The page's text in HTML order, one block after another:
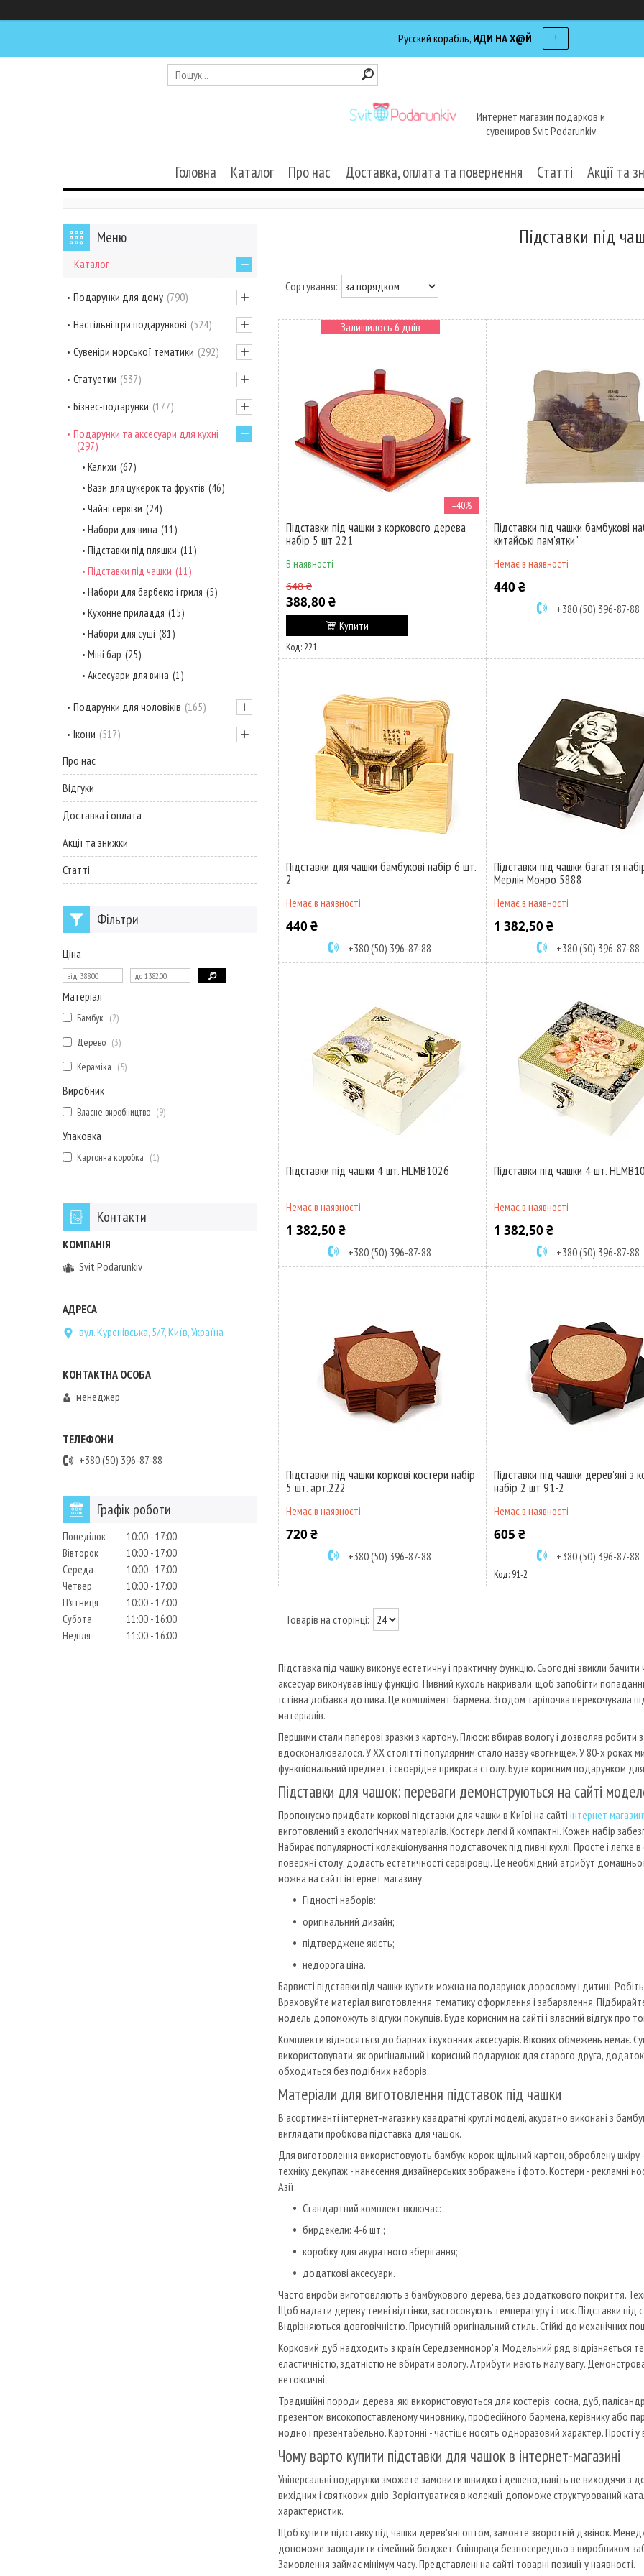
Русский корабль, ИДИ НА Х@Й !
Интернет магазин подарков и
сувениров Svit Podarunkiv
Головна Каталог Про нас Доставка, оплата та повернення Статті Акції та
Підставки під
–40%
Залишилось 6 днів
Підставки під чашки з коркового дерева
набір 5 шт 221
В наявності
648 ₴
388,80 ₴
Купити
221
Підставки під чашки бамбукові
китайські пам'ятки"
Немає в наявності
440 ₴
+380 (50) 396-87-88
Підставки для чашки бамбукові набір 6 шт.
2
Немає в наявності
440 ₴
+380 (50) 396-87-88
Підставки під чашки багаття
Мерлін Монро 5888
Немає в наявності
1 382,50 ₴
+380 (50) 396-87-88
Підставки під чашки 4 шт. HLMB1026
Немає в наявності
1 382,50 ₴
+380 (50) 396-87-88
Підставки під чашки 4 шт.
Немає в наявності
1 382,50 ₴
+380 (50) 396-87-88
Підставки під чашки коркові костери набір
5 шт. арт.222
Немає в наявності
720 ₴
+380 (50) 396-87-88
Підставки під чашки дерев'яні з
набір 2 шт 91-2
Немає в наявності
605 ₴
+380 (50) 396-87-88
91-2
Підставка під чашку виконує естетичну і практичну функцію. Сьогодні звикли
аксесуар виконував іншу функцію. Пивний кухоль накривали, щоб запобігти
їстівна добавка до пива. Це комплімент бармена. Згодом тарілочка перекочувала
матеріалів.
Першими стали паперові зразки з картону. Плюси: вбирав вологу і дозволяв робити
вдосконалювалося. У XX столітті популярним стало назву «вогнище». У 80-х роках
функціональний предмет, і своєрідне прикраса столу. Буде корисним подарунком
Підставки для чашок: переваги демонструються на сайті
Пропонуємо придбати коркові підставки для чашки в Київі на сайті інтернет
виготовлений з екологічних матеріалів. Костери легкі й компактні. Кожен набір
Набирає популярності колекціонування подставочек під пивні кухлі. Просте і
поверхні столу, додасть естетичності сервіровці. Це необхідний атрибут
можна на сайті інтернет магазину.
Гідності наборів:
оригінальний дизайн;
підтверджене якість;
недорога ціна.
Барвисті підставки під чашки купити можна на подарунок дорослому і дитині.
Враховуйте матеріал виготовлення, тематику оформлення і забарвлення.
модель допоможуть відгуки покупців. Буде корисним на сайті і власний відгук про
Комплекти відносяться до барних і кухонних аксесуарів. Вікових обмежень
використовувати, як оригінальний і корисний подарунок для старого друга,
обходиться без подібних наборів.
Матеріали для виготовлення підставок під чашки
В асортименті інтернет-магазину квадратні круглі моделі, акуратно виконані з
виглядати пробкова підставка для чашок.
Для виготовлення використовують бамбук, корок, щільний картон, оброблену
техніку декупаж - нанесення дизайнерських зображень і фото. Костери - рекламні
Азії.
Стандартний комплект включає:
бирдекели: 4-6 шт.;
коробку для акуратного зберігання;
додаткові аксесуари.
Часто вироби виготовляють з бамбукового дерева, без додаткового покриття.
Щоб надати дереву темні відтінки, застосовують температуру і тиск. Підставки під
Відрізняються довговічністю. Присутній оригінальний стиль. Стійкі до механічних
Корковий дуб надходить з країн Середземномор'я. Модельний ряд відрізняється
еластичністю, здатністю не вбирати вологу. Атрибути мають малу вагу.
нетоксичні.
Традиційні породи дерева, які використовуються для костерів: сосна, дуб,
презентом високопоставленому чиновнику, професійного бармена, керівнику або
модно і презентабельно. Картонні - частіше носять одноразовий характер. Прості у
Чому варто купити підставки для чашок в інтернет-магазині
Універсальні подарунки зможете замовити швидко і дешево, навіть не виходячи з
вихідних і святкових днів. Зорієнтуватися в колекції допоможе структурований
характеристик.
Щоб купити підставку під чашки дерев'яні оптом, замовте зворотній дзвінок.
допоможе заощадити сімейний бюджет. Співпраця безпосередньо з виробником
Замовлення займає мінімум часу. Представлені на сайті товарні позиції у наявності.
Каталог
Подарунки для дому 790
Настільні ігри подарункові 524
Сувеніри морської тематики 292
Статуетки 537
Бізнес-подарунки 177
Подарунки та аксесуари для кухні
297
Келихи 67
Вази для цукерок та фруктів 46
Чайні сервізи 24
Набори для вина 11
Підставки під пляшки 11
Підставки під чашки 11
Набори для барбекю і гриля 5
Кухонне приладдя 15
Набори для суші 81
Міні бар 25
Аксесуари для вина 1
Подарунки для чоловіків 165
Ікони 517
Про нас
Відгуки
Доставка і оплата
Акції та знижки
Статті
Фільтри
Ціна
Матеріал
Бамбук
2
Дерево
3
Кераміка
5
Виробник
Власне виробництво 9
Упаковка
Картонна коробка 1
Контакти
Svit Podarunkiv
вул. Куренівська, 5/7, Київ, Україна
менеджер
+380 (50) 396-87-88
Графік роботи
Понеділок 10:00 17:00
Вівторок
10:00 17:00
Середа
10:00 17:00
Четвер
10:00 17:00
Пʼятниця
10:00 17:00
Субота
11:00 16:00
Неділя
11:00 16:00